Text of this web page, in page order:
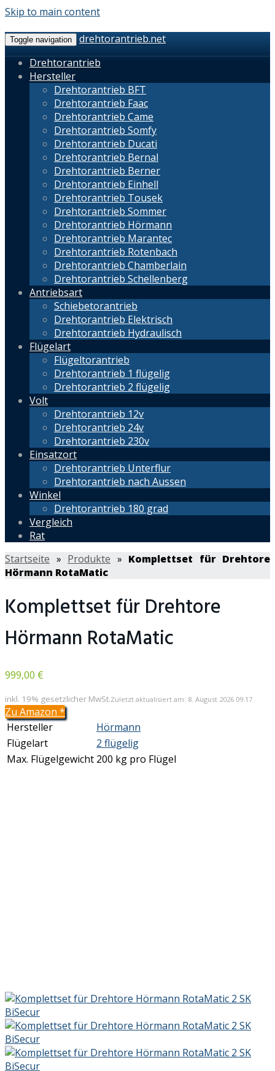
Skip to main content
Toggle navigation
drehtorantrieb.net
Drehtorantrieb
Hersteller
Drehtorantrieb BFT
Drehtorantrieb Faac
Drehtorantrieb Came
Drehtorantrieb Somfy
Drehtorantrieb Ducati
Drehtorantrieb Bernal
Drehtorantrieb Berner
Drehtorantrieb Einhell
Drehtorantrieb Tousek
Drehtorantrieb Sommer
Drehtorantrieb Hörmann
Drehtorantrieb Marantec
Drehtorantrieb Rotenbach
Drehtorantrieb Chamberlain
Drehtorantrieb Schellenberg
Antriebsart
Schiebetorantrieb
Drehtorantrieb Elektrisch
Drehtorantrieb Hydraulisch
Flügelart
Flügeltorantrieb
Drehtorantrieb 1 flügelig
Drehtorantrieb 2 flügelig
Volt
Drehtorantrieb 12v
Drehtorantrieb 24v
Drehtorantrieb 230v
Einsatzort
Drehtorantrieb Unterflur
Drehtorantrieb nach Aussen
Winkel
Drehtorantrieb 180 grad
Vergleich
Rat
Startseite » Produkte » Komplettset für Drehtore
Hörmann RotaMatic
Komplettset für Drehtore
Hörmann RotaMatic
999,00 €
inkl. 19% gesetzlicher MwSt.Zuletzt aktualisiert am: 8. August 2026 09:17
Zu Amazon *
Hersteller
Hörmann
Flügelart
2 flügelig
Max. Flügelgewicht 200 kg pro Flügel